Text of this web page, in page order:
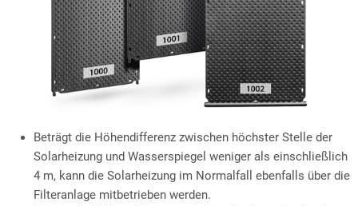
Beträgt die Höhendifferenz zwischen höchster Stelle der
Solarheizung und Wasserspiegel weniger als einschließlich
4 m, kann die Solarheizung im Normalfall ebenfalls über die
Filteranlage mitbetrieben werden.